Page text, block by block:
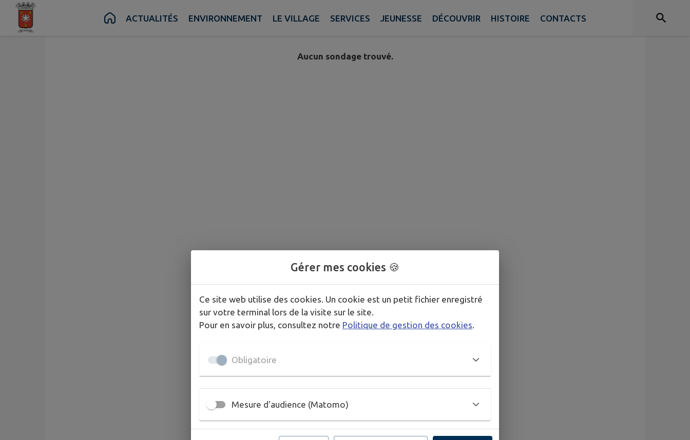
Contenu Recherche Pied de page
ACTUALITÉS ENVIRONNEMENT LE VILLAGE SERVICES JEUNESSE DÉCOUVRIR HISTOIRE CONTACTS
Aucun sondage trouvé.
Gérer mes cookies 🍪
Ce site web utilise des cookies. Un cookie est un petit fichier enregistré
sur votre terminal lors de la visite sur le site.
Pour en savoir plus, consultez notre Politique de gestion des cookies
Obligatoire
Mesure d'audience (Matomo)